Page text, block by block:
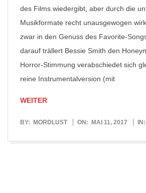
des Films wiedergibt, aber durch die
Musikformate recht unausgewogen
zwar in den Genuss des Favorite-
darauf trällert Bessie Smith den
Horror-Stimmung verabschiedet sich
reine Instrumentalversion (mit
WEITER
2017-
BY: MORDLUST ON: MAI 11, 2017 IN: